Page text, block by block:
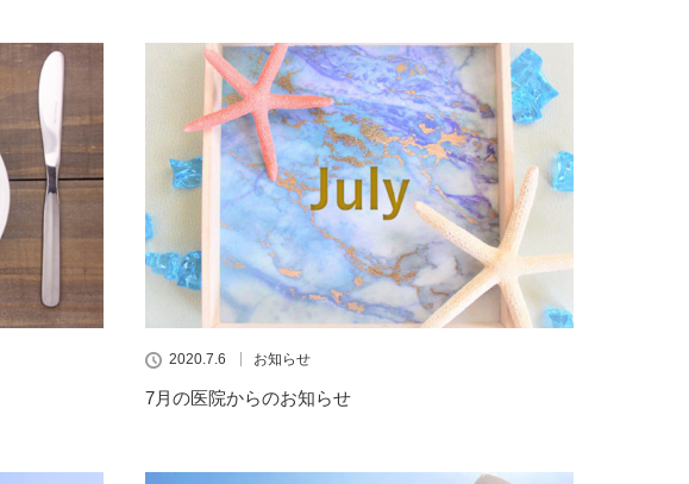
2020.7.6 お知らせ
7月の医院からのお知らせ